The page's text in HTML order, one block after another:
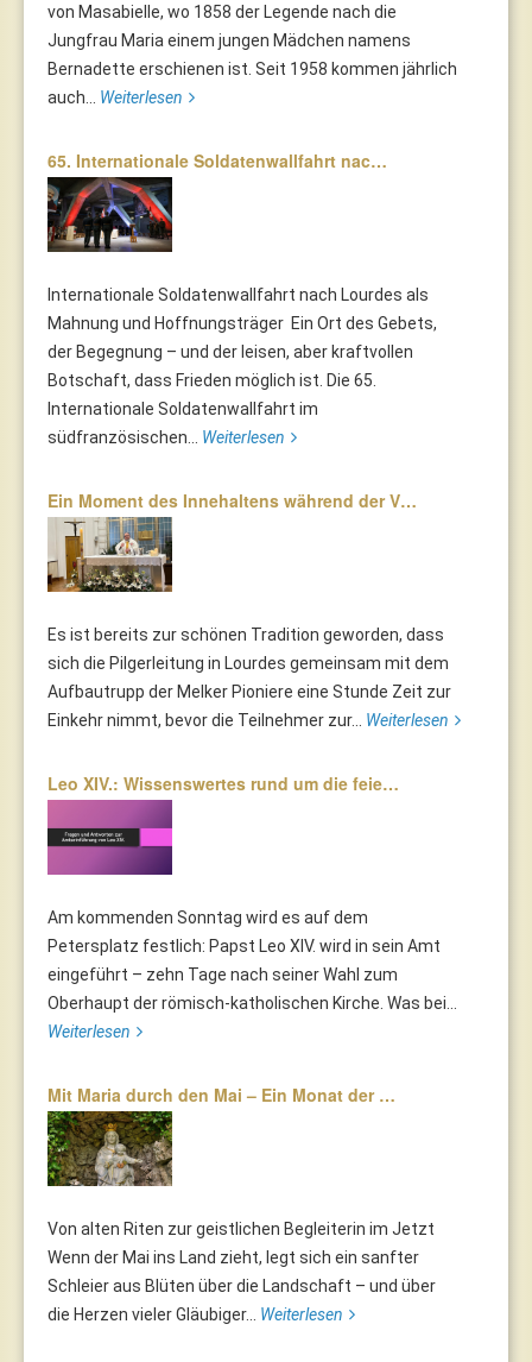
von Masabielle, wo 1858 der Legende nach die
Jungfrau Maria einem jungen Mädchen namens
Bernadette erschienen ist. Seit 1958 kommen jährlich
auch... Weiterlesen
65. Internationale Soldatenwallfahrt nac…
Internationale Soldatenwallfahrt nach Lourdes als
Mahnung und Hoffnungsträger Ein Ort des Gebets,
der Begegnung – und der leisen, aber kraftvollen
Botschaft, dass Frieden möglich ist. Die 65.
Internationale Soldatenwallfahrt im
südfranzösischen... Weiterlesen
Ein Moment des Innehaltens während der V…
Es ist bereits zur schönen Tradition geworden, dass
sich die Pilgerleitung in Lourdes gemeinsam mit dem
Aufbautrupp der Melker Pioniere eine Stunde Zeit zur
Einkehr nimmt, bevor die Teilnehmer zur... Weiterlesen
Leo XIV.: Wissenswertes rund um die feie…
Am kommenden Sonntag wird es auf dem
Petersplatz festlich: Papst Leo XIV. wird in sein Amt
eingeführt – zehn Tage nach seiner Wahl zum
Oberhaupt der römisch-katholischen Kirche. Was bei...
Weiterlesen
Mit Maria durch den Mai – Ein Monat der …
Von alten Riten zur geistlichen Begleiterin im Jetzt
Wenn der Mai ins Land zieht, legt sich ein sanfter
Schleier aus Blüten über die Landschaft – und über
die Herzen vieler Gläubiger... Weiterlesen